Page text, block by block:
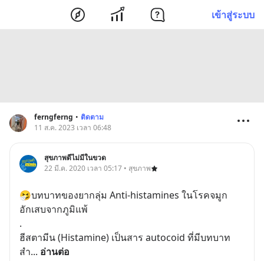
เข้าสู่ระบบ
ferngferng • ติดตาม
11 ส.ค. 2023 เวลา 06:48
สุขภาพดีไม่มีในขวด
22 มี.ค. 2020 เวลา 05:17 • สุขภาพ
🤧บทบาทของยากลุ่ม Anti-histamines ในโรคจมูก
อักเสบจากภูมิแพ้
.
ฮีสตามีน (Histamine) เป็นสาร autocoid ที่มีบทบาท
สำ... อ่านต่อ